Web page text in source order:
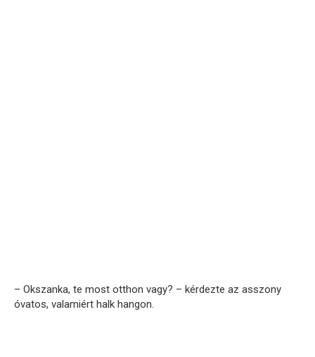
– Okszanka, te most otthon vagy? – kérdezte az asszony
óvatos, valamiért halk hangon.